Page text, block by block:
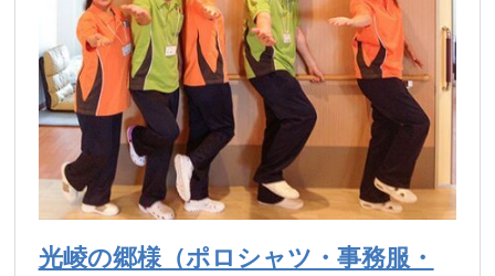
光崚の郷様（ポロシャツ・事務服・